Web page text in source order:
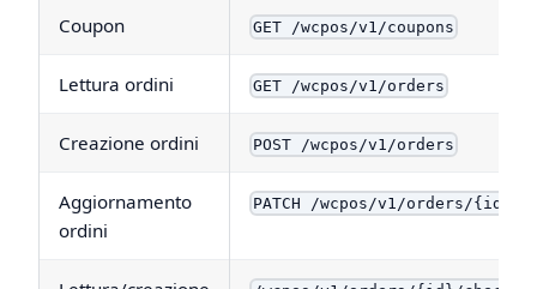
Coupon GET /wcpos/v1/coupons
Lettura ordini GET /wcpos/v1/orders
Creazione ordini POST /wcpos/v1/orders
Aggiornamento
ordini
PATCH /wcpos/v1/orders/{id}